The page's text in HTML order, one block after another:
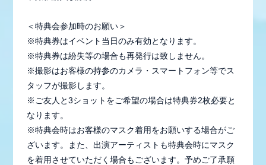
＜特典会参加時のお願い＞
※特典券はイベント当日のみ有効となります。
※特典券は紛失等の場合も再発行は致しません。
※撮影はお客様の持参のカメラ・スマートフォン等でス
タッフが撮影します。
※ご友人と3ショットをご希望の場合は特典券2枚必要と
なります。
※特典会時はお客様のマスク着用をお願いする場合がご
ざいます。また、出演アーティストも特典会時にマスク
を着用させていただく場合もございます。予めご了承願